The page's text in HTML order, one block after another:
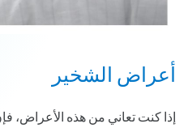
أعراض الشخير
إذا كنت تعاني من هذه الأعراض،